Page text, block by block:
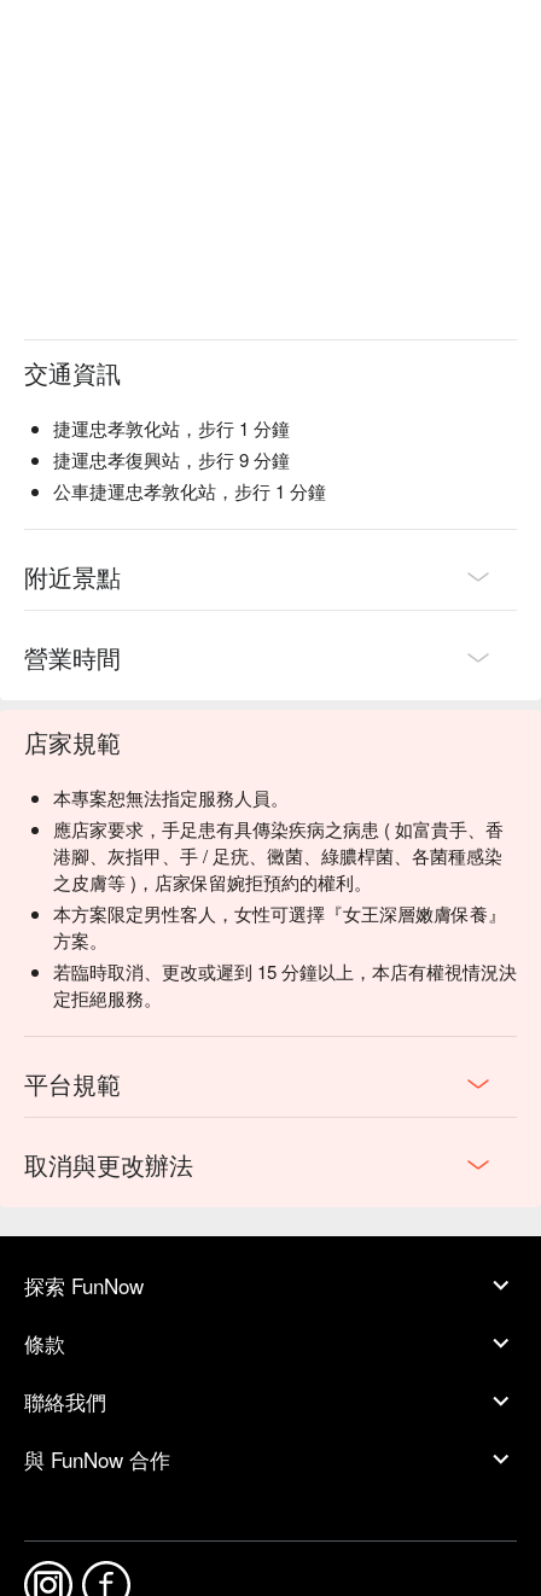
交通資訊
捷運忠孝敦化站，步行 1 分鐘
捷運忠孝復興站，步行 9 分鐘
公車捷運忠孝敦化站，步行 1 分鐘
附近景點
營業時間
店家規範
本專案恕無法指定服務人員。
應店家要求，手足患有具傳染疾病之病患 ( 如富貴手、香
港腳、灰指甲、手 / 足疣、黴菌、綠膿桿菌、各菌種感染
之皮膚等 )，店家保留婉拒預約的權利。
本方案限定男性客人，女性可選擇『女王深層嫩膚保養』
方案。
若臨時取消、更改或遲到 15 分鐘以上，本店有權視情況決
定拒絕服務。
平台規範
取消與更改辦法
探索 FunNow
條款
聯絡我們
與 FunNow 合作